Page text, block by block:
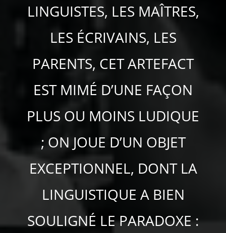
LINGUISTES, LES MAÎTRES,
LES ÉCRIVAINS, LES
PARENTS, CET ARTEFACT
EST MIMÉ D’UNE FAÇON
PLUS OU MOINS LUDIQUE
; ON JOUE D’UN OBJET
EXCEPTIONNEL, DONT LA
LINGUISTIQUE A BIEN
SOULIGNÉ LE PARADOXE :